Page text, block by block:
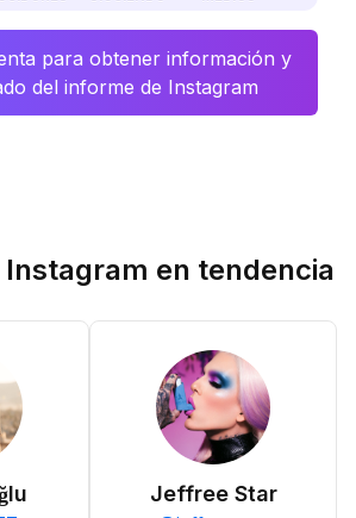
para obtener información y
del informe de Instagram
en tendencia
Jeffree Star